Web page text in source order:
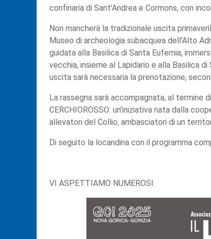
confinaria di Sant’Andrea e Cormons, con
Non mancherà la tradizionale uscita
Museo di archeologia subacquea dell’Alto
guidata alla Basilica di Santa Eufemia,
vecchia, insieme al Lapidario e alla Basilica
uscita sarà necessaria la prenotazione,
La rassegna sarà accompagnata, al termine
CERCHIOROSSO: un’iniziativa nata dalla
allevatori del Collio, ambasciatori di un
Di seguito la locandina con il programma
VI ASPETTIAMO NUMEROSI.